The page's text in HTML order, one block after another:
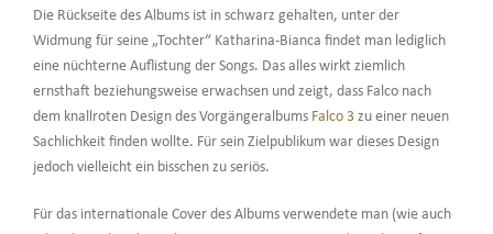
Die Rückseite des Albums ist in schwarz gehalten, unter der
Widmung für seine „Tochter“ Katharina-Bianca findet man lediglich
eine nüchterne Auflistung der Songs. Das alles wirkt ziemlich
ernsthaft beziehungsweise erwachsen und zeigt, dass Falco nach
dem knallroten Design des Vorgängeralbums Falco 3zu einer neuen
Sachlichkeit finden wollte. Für sein Zielpublikum war dieses Design
jedoch vielleicht ein bisschen zu seriös.
Für das internationale Cover des Albums verwendete man (wie auch